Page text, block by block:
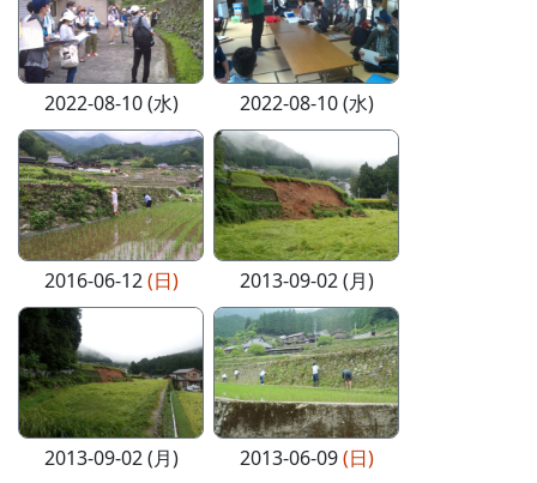
2022-08-10 (水) 2022-08-10 (水)
2016-06-12(日) 2013-09-02 (月)
2013-09-02 (月) 2013-06-09(日)